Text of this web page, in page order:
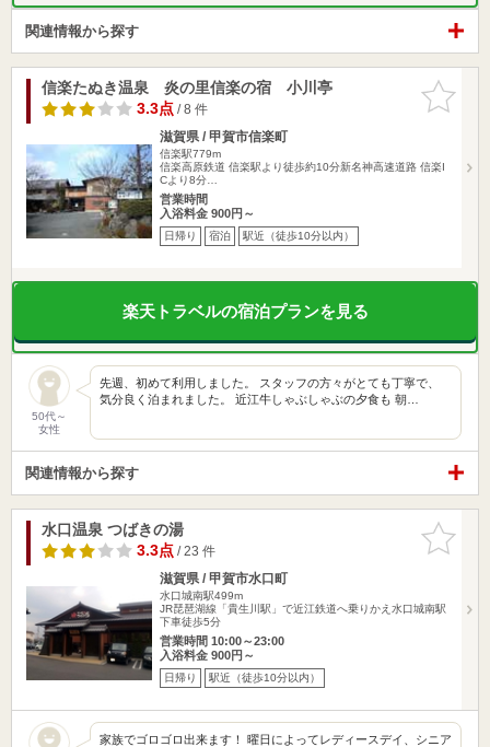
関連情報から探す
お気に入
りに追加
信楽たぬき温泉 炎の里信楽の宿 小川亭
3.3点/ 8 件
滋賀県 / 甲賀市信楽町
信楽駅779m
信楽高原鉄道 信楽駅より徒歩約10分新名神高速道路 信楽I
Cより8分…
営業時間
入浴料金 900円～
日帰り 宿泊 駅近（徒歩10分以内）
楽天トラベルの宿泊プランを見る
50代～
女性
先週、初めて利用しました。 スタッフの方々がとても丁寧で、
気分良く泊まれました。 近江牛しゃぶしゃぶの夕食も 朝…
関連情報から探す
お気に入
りに追加
水口温泉 つばきの湯
3.3点/ 23 件
滋賀県 / 甲賀市水口町
水口城南駅499m
JR琵琶湖線「貴生川駅」で近江鉄道へ乗りかえ水口城南駅
下車徒歩5分
営業時間 10:00～23:00
入浴料金 900円～
日帰り 駅近（徒歩10分以内）
家族でゴロゴロ出来ます！ 曜日によってレディースデイ、シニア